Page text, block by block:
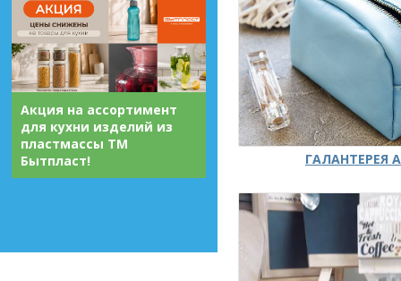
Акция на ассортимент
для кухни изделий из
пластмассы ТМ
Бытпласт!
ГАЛАНТЕРЕЯ